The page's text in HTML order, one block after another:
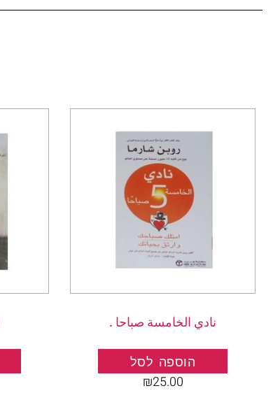
نادي الخامسة صباحا .
הוספה לסל
₪25.00